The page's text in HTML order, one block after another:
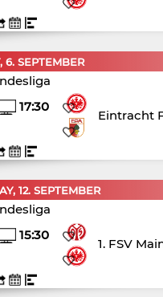
6. SEPTEMBER
17:30
Eintracht
12. SEPTEMBER
15:30
1. FSV